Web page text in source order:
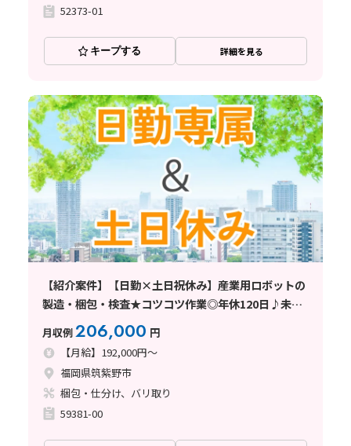
52373-01
キープする 詳細を見る
【紹介案件】【日勤×土日祝休み】産業用ロボットの
製造・梱包・検査★コツコツ作業◎年休120日♪未経
験OK！
月収例206,000 円
【月給】192,000円～
福岡県筑紫野市
梱包・仕分け、バリ取り
59381-00